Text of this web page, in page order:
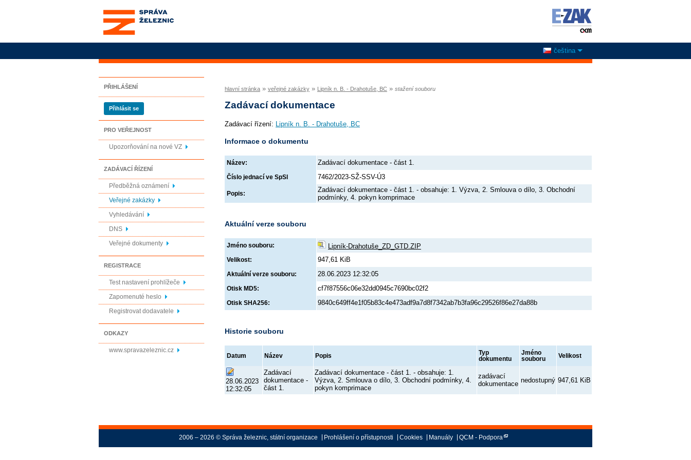
Správa železnic, státní
organizace
čeština
PŘIHLÁŠENÍ
Přihlásit se
PRO VEŘEJNOST
Upozorňování na nové VZ
ZADÁVACÍ ŘÍZENÍ
Předběžná oznámení
Veřejné zakázky
Vyhledávání
DNS
Veřejné dokumenty
REGISTRACE
Test nastavení prohlížeče
Zapomenuté heslo
Registrovat dodavatele
ODKAZY
www.spravazeleznic.cz
hlavní stránka » veřejné zakázky » Lipník n. B. - Drahotuše, BC » stažení souboru
Zadávací dokumentace
Zadávací řízení: Lipník n. B. - Drahotuše, BC
Informace o dokumentu
Název: Zadávací dokumentace - část 1.
Číslo jednací ve SpSl 7462/2023-SŽ-SSV-Ú3
Popis:
Zadávací dokumentace - část 1. - obsahuje: 1. Výzva, 2. Smlouva o dílo, 3. Obchodní
podmínky, 4. pokyn komprimace
Aktuální verze souboru
Jméno souboru: Lipník-Drahotuše_ZD_GTD.ZIP
Velikost: 947,61 KiB
Aktuální verze souboru: 28.06.2023 12:32:05
Otisk MD5: cf7f87556c06e32dd0945c7690bc02f2
Otisk SHA256: 9840c649ff4e1f05b83c4e473adf9a7d8f7342ab7b3fa96c29526f86e27da88b
Historie souboru
Datum Název Popis
Typ
dokumentu
Jméno
souboru
Velikost
28.06.2023
12:32:05
Zadávací
dokumentace -
část 1.
Zadávací dokumentace - část 1. - obsahuje: 1.
Výzva, 2. Smlouva o dílo, 3. Obchodní podmínky, 4.
pokyn komprimace
zadávací
dokumentace nedostupný 947,61 KiB
2006 – 2026 © Správa železnic, státní organizace Prohlášení o přístupnosti Cookies Manuály QCM - Podpora